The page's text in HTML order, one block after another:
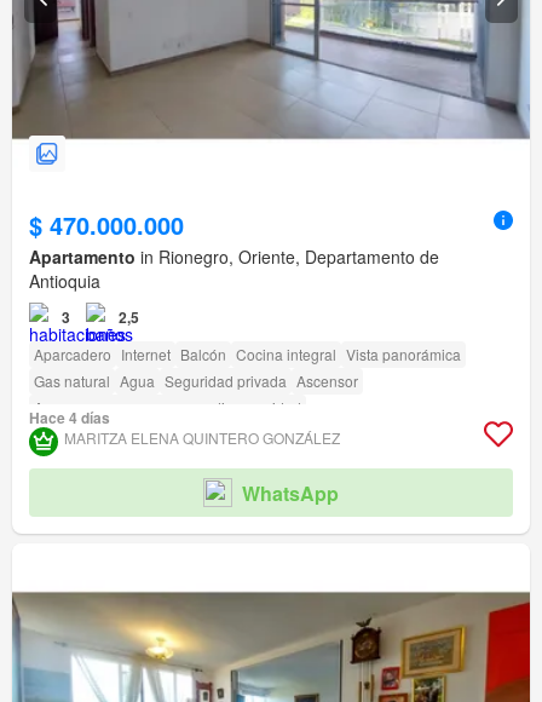
$ 470.000.000
Apartamento in Rionegro, Oriente, Departamento de
Antioquia
3 2,5
Aparcadero Internet Balcón Cocina integral Vista panorámica
Gas natural Agua Seguridad privada Ascensor
Acceso para personas con discapacidad
Hace 4 días
MARITZA ELENA QUINTERO GONZÁLEZ
WhatsApp